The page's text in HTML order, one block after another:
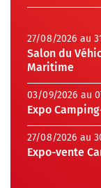
27/08/2026 au
Salon du
Maritime
03/09/2026 au
Expo
27/08/2026 au
Expo-vente